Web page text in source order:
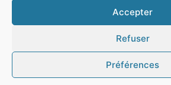
Accepter
Refuser
Préférences
Intégration Ghislain Fayard